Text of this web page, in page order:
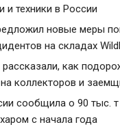
и техники в России
новые меры
на складах
как
коллекторов и
сообщила о 90 тыс.
с начала года